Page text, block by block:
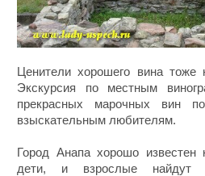
Ценители хорошего вина тоже
Экскурсия по местным
прекрасных марочных вин
взыскательным любителям.
Город Анапа хорошо известен
дети, и взрослые найдут